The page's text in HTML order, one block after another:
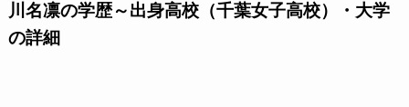
川名凛の学歴～出身高校（千葉女子高校）・大学
の詳細